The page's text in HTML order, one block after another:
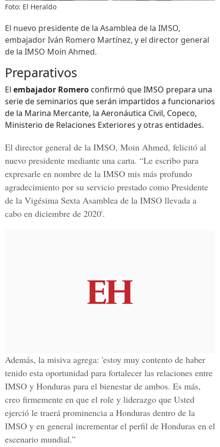
Foto: El Heraldo
El nuevo presidente de la Asamblea de la IMSO,
embajador Iván Romero Martínez, y el director general
de la IMSO Moin Ahmed.
Preparativos
El embajador Romero confirmó que IMSO prepara una
serie de seminarios que serán impartidos a funcionarios
de la Marina Mercante, la Aeronáutica Civil, Copeco,
Ministerio de Relaciones Exteriores y otras entidades.
El director general de la IMSO, Moin Ahmed, felicitó al
nuevo presidente mediante una carta. “Le escribo para
expresarle en nombre de la IMSO mis más profundo
agradecimiento por su servicio prestado como Presidente
de la Vigésima Sexta Asamblea de la IMSO llevada a
cabo en diciembre de 2020'.
Además, la misiva agrega: 'estoy muy contento de haber
tenido esta oportunidad para fortalecer las relaciones entre
IMSO y Honduras para el bienestar de ambos. Es más,
creo firmemente en que el role y liderazgo que Usted
ejerció le traerá prominencia a Honduras dentro de la
IMSO y en general incrementar el perfil de Honduras en el
escenario mundial.”